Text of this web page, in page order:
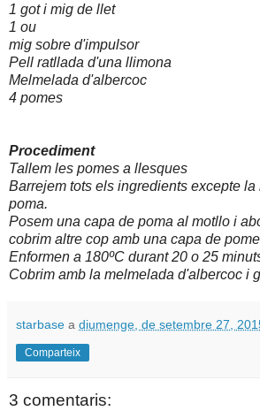
1 got i mig de llet
1 ou
mig sobre d'impulsor
Pell ratllada d'una llimona
Melmelada d'albercoc
4 pomes
Procediment
Tallem les pomes a llesques
Barrejem tots els ingredients excepte la
poma.
Posem una capa de poma al motllo i
cobrim altre cop amb una capa de
Enformen a 180ºC durant 20 o 25
Cobrim amb la melmelada d'albercoc i
starbase a diumenge, de setembre 27,
Comparteix
3 comentaris: